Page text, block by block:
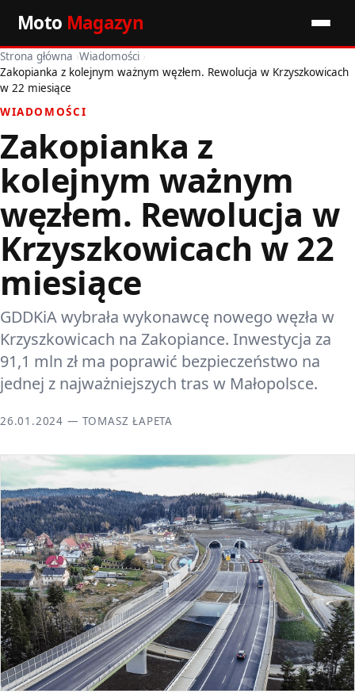
Moto Magazyn
Start
Wiadomości
Premiery
Porady motoryzacyjne
Pozostałe artykuły
Strona główna ›Wiadomości ›
Zakopianka z kolejnym ważnym węzłem. Rewolucja w Krzyszkowicach
w 22 miesiące
WIADOMOŚCI
Zakopianka z
kolejnym ważnym
węzłem. Rewolucja w
Krzyszkowicach w 22
miesiące
GDDKiA wybrała wykonawcę nowego węzła w
Krzyszkowicach na Zakopiance. Inwestycja za
91,1 mln zł ma poprawić bezpieczeństwo na
jednej z najważniejszych tras w Małopolsce.
26.01.2024 — TOMASZ ŁAPETA